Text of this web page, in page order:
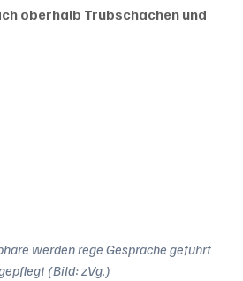
oberhalb Trubschachen und
werden rege Gespräche geführt
(Bild: zVg.)